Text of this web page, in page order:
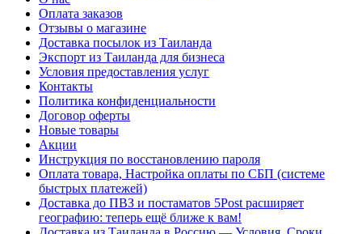
Оплата заказов
Отзывы о магазине
Доставка посылок из Таиланда
Экспорт из Таиланда для бизнеса
Условия предоставления услуг
Контакты
Политика конфиденциальности
Договор оферты
Новые товары
Акции
Инструкция по восстановлению пароля
Оплата товара, Настройка оплаты по СБП (системе
быстрых платежей)
Доставка до ПВЗ и постаматов 5Post расширяет
географию: теперь ещё ближе к вам!